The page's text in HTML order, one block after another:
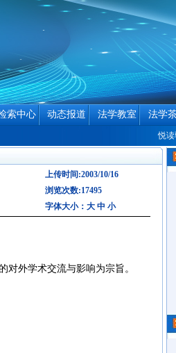
索中心 动态报道 法学教室 法学
悦读
上传时间:2003/10/16
浏览次数:17495
字体大小： 大 中 小
外学术交流与影响为宗旨。